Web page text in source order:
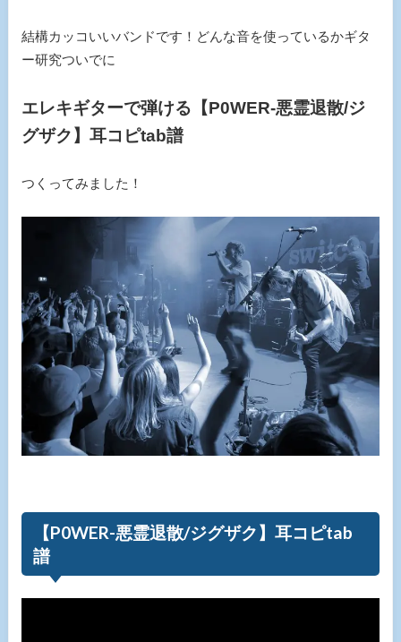
結構カッコいいバンドです！どんな音を使っているかギタ
ー研究ついでに
エレキギターで弾ける【P0WER-悪霊退散/ジ
グザク】耳コピtab譜
つくってみました！
【P0WER-悪霊退散/ジグザク】耳コピtab
譜